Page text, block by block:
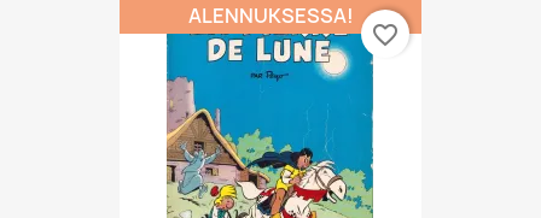
ALENNUKSESSA!
favorite_border